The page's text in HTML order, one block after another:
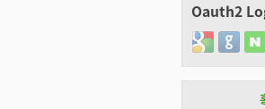
Oauth2
Login with
Login